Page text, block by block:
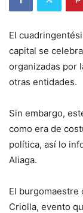
El
capital se
organizadas por
otras entidades.
Sin embargo,
como era de
política, así lo
Aliaga.
El burgomaestre
Criolla, evento